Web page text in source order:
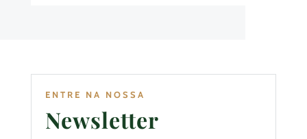
ENTRE NA NOSSA
Newsletter